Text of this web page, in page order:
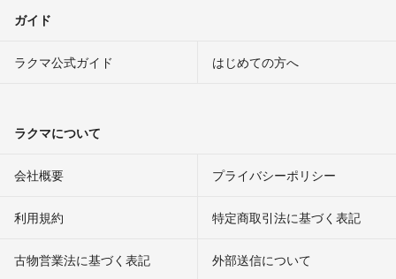
ガイド
ラクマ公式ガイド はじめての方へ
ラクマについて
会社概要 プライバシーポリシー
利用規約 特定商取引法に基づく表記
古物営業法に基づく表記 外部送信について